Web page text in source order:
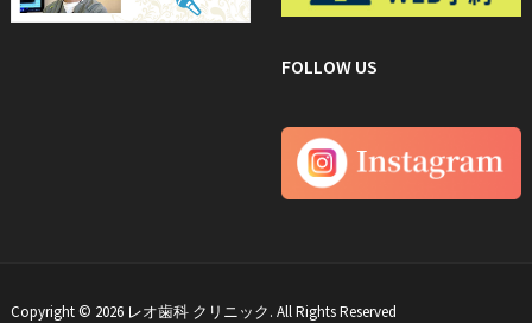
FOLLOW US
Copyright © 2026 レオ歯科 クリニック. All Rights Reserved